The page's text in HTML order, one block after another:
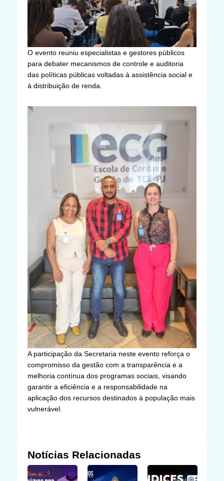
O evento reuniu especialistas e gestores públicos
para debater mecanismos de controle e auditoria
das políticas públicas voltadas à assistência social e
à distribuição de renda.
A participação da Secretaria neste evento reforça o
compromisso da gestão com a transparência e a
melhoria contínua dos programas sociais, visando
garantir a eficiência e a responsabilidade na
aplicação dos recursos destinados à população mais
vulnerável.
Notícias Relacionadas